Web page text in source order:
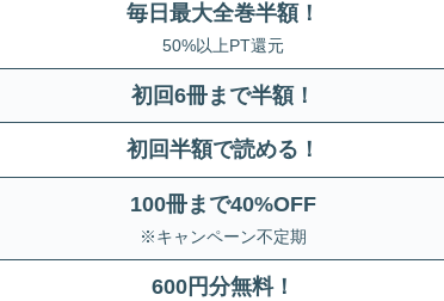
毎日最大全巻半額！
50%以上PT還元
初回6冊まで半額！
初回半額で読める！
100冊まで40%OFF
※キャンペーン不定期
600円分無料！